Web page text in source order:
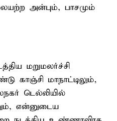
அன்பும், பாசமும்
மறுமலர்ச்சி
காஞ்சி மாநாட்டிலும்,
டெல்லியில்
என்னுடைய